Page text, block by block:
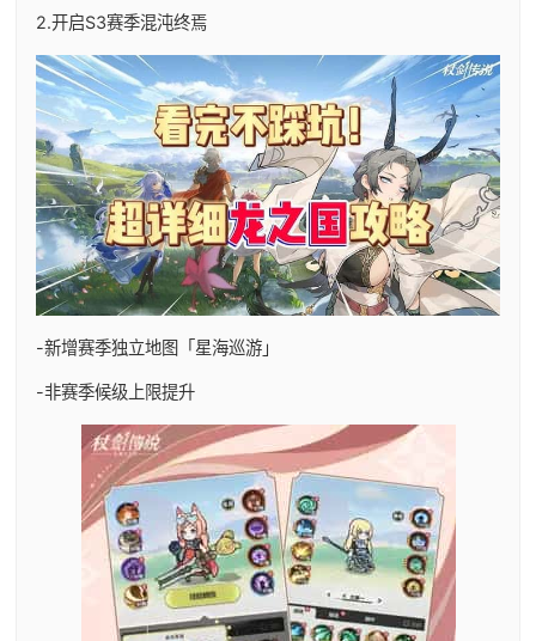
2.开启S3赛季混沌终焉
-新增赛季独立地图「星海巡游」
-非赛季候级上限提升